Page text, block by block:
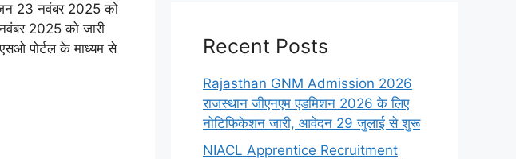
23 नवंबर 2025 को
2025 को जारी
पोर्टल के माध्यम से
Recent Posts
Rajasthan GNM Admission 2026
राजस्थान जीएनएम एडमिशन 2026 के लिए
नोटिफिकेशन जारी, आवेदन 29 जुलाई से शुरू
NIACL Apprentice Recruitment